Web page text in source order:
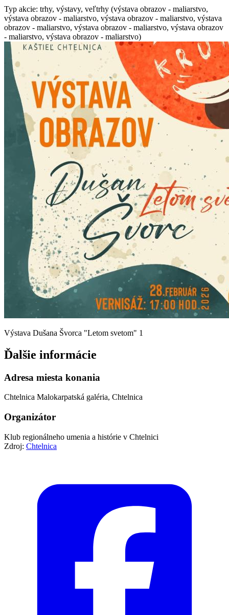
Typ akcie: trhy, výstavy, veľtrhy (výstava obrazov - maliarstvo,
výstava obrazov - maliarstvo, výstava obrazov - maliarstvo, výstava
obrazov - maliarstvo, výstava obrazov - maliarstvo, výstava obrazov
- maliarstvo, výstava obrazov - maliarstvo)
Výstava Dušana Švorca "Letom svetom" 1
Ďalšie informácie
Adresa miesta konania
Chtelnica Malokarpatská galéria, Chtelnica
Organizátor
Klub regionálneho umenia a histórie v Chtelnici
Zdroj: Chtelnica